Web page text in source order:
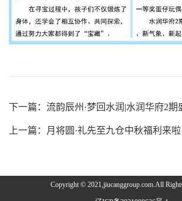
下一篇： 流韵辰州·梦回水润|水润华府2期
上一篇： 月将圆·礼先至九仓中秋福利来啦
Copyright © 2021,jiucanggroup.com.All